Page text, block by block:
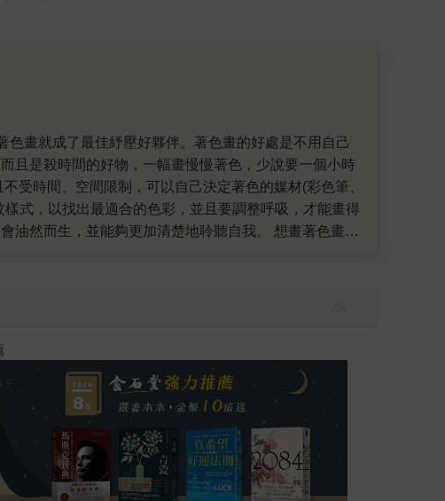
且是殺時間的好物，一幅畫慢慢著色，少說要一個小時
受時間、空間限制，可以自己決定著色的媒材(彩色筆、
式，以找出最適合的色彩，並且要調整呼吸，才能畫得
油然而生，並能夠更加清楚地聆聽自我。 想畫著色畫
名畫，不妨來畫畫《動手玩名畫》，裡面有三十七幅
「戴著珍珠耳環的少女」……你可以隨機挑一張莫名吸
檔案，讓你鑑賞、創作一次滿足。 塗繪的世界裡沒有所
當你心情浮躁、思緒很亂、感覺到壓力時，可以翻開任
，心情也隨之放鬆下來。此外，自己所完成的著色畫都